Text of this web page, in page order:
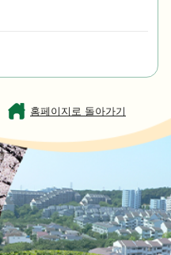
홈페이지로 돌아가기